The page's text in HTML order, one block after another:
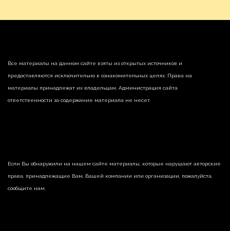
Все материалы на данном сайте взяты из открытых источников и
предоставляются исключительно в ознакомительных целях. Права на
материалы принадлежат их владельцам. Администрация сайта
ответственности за содержание материала не несет.
Если Вы обнаружили на нашем сайте материалы, которые нарушают авторские
права, принадлежащие Вам, Вашей компании или организации, пожалуйста,
сообщите нам.